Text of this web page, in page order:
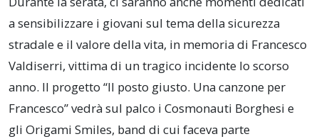
a sensibilizzare i giovani sul tema della sicurezza
stradale e il valore della vita, in memoria di Francesco
Valdiserri, vittima di un tragico incidente lo scorso
anno. Il progetto “Il posto giusto. Una canzone per
Francesco” vedrà sul palco i Cosmonauti Borghesi e
gli Origami Smiles, band di cui faceva parte